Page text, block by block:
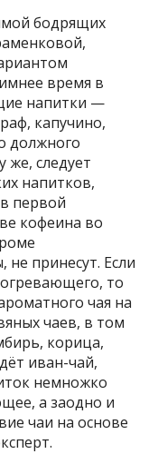
бодрящих
время в
напитки —
капучино,
должного
же, следует
напитков,
первой
кофеина во
принесут. Если
то
чая на
чаев, в том
корица,
иван-чай,
немножко
а заодно и
чаи на основе